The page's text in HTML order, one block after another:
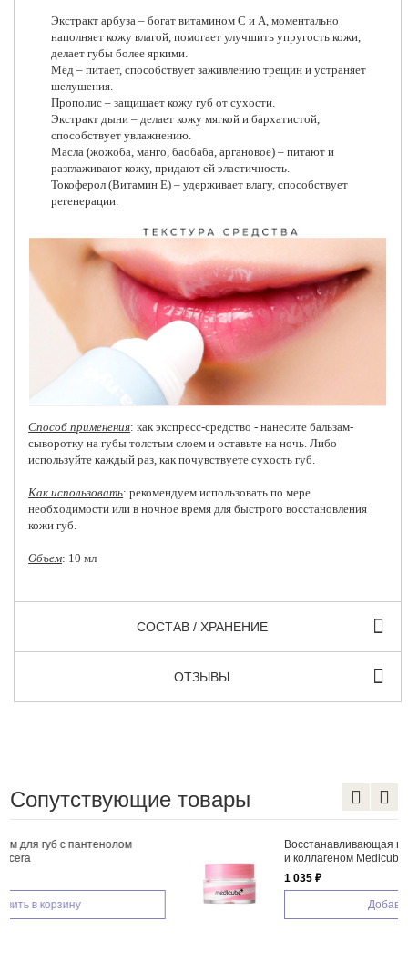
Экстракт арбуза – богат витамином С и А, моментально
наполняет кожу влагой, помогает улучшить упругость кожи,
делает губы более яркими.
Мёд – питает, способствует заживлению трещин и устраняет
шелушения.
Прополис – защищает кожу губ от сухости.
Экстракт дыни – делает кожу мягкой и бархатистой,
способствует увлажнению.
Масла (жожоба, манго, баобаба, аргановое) – питают и
разглаживают кожу, придают ей эластичность.
Токоферол (Витамин Е) – удерживает влагу, способствует
регенерации.
Способ применения: как экспресс-средство - нанесите бальзам-
сыворотку на губы толстым слоем и оставьте на ночь. Либо
используйте каждый раз, как почувствуете сухость губ.
Как использовать: рекомендуем использовать по мере
необходимости или в ночное время для быстрого восстановления
кожи губ.
Объем: 10 мл
СОСТАВ / ХРАНЕНИЕ
ОТЗЫВЫ
Сопутствующие товары
Восстанавливающая ночная маска для губ с ПДРН
и коллагеном Medicube PDRN Lip Sleeping Mask
Добавить в корзину